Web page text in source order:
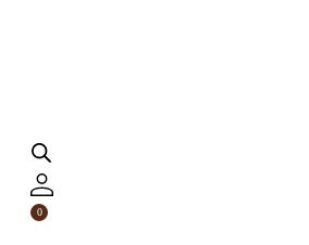
0